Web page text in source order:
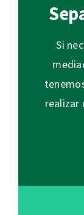
Si
realizar